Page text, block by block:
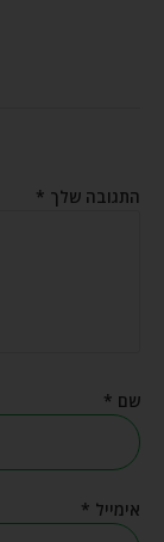
התגובה שלך *
שם *
אימייל *